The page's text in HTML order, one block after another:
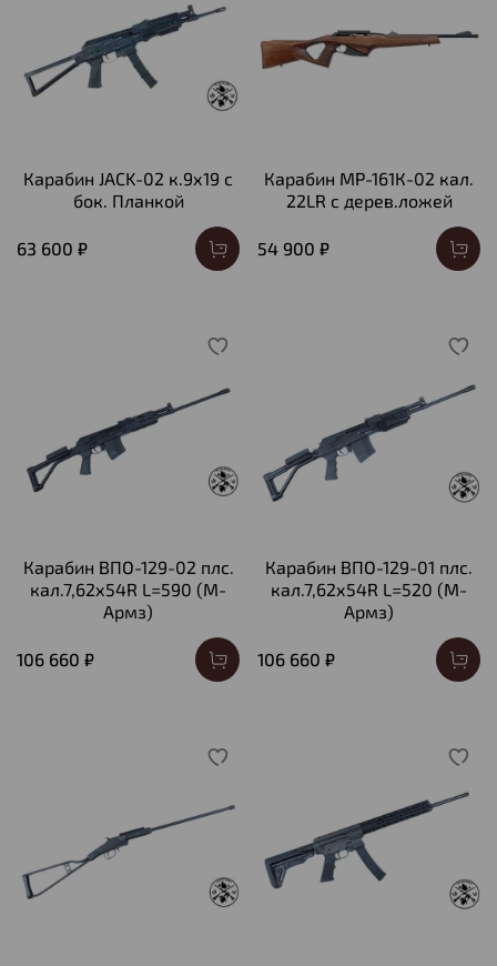
Карабин JACK-02 к.9х19 с
бок. Планкой
63 600 ₽
Карабин МР-161К-02 кал.
22LR с дерев.ложей
54 900 ₽
Карабин ВПО-129-02 плс.
кал.7,62х54R L=590 (М-
Армз)
106 660 ₽
Карабин ВПО-129-01 плс.
кал.7,62х54R L=520 (М-
Армз)
106 660 ₽